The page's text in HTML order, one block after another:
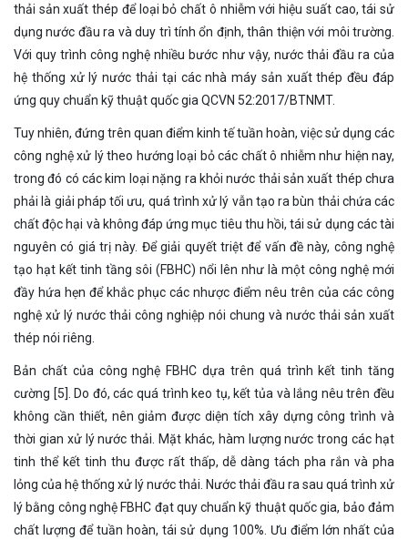
thải sản xuất thép để loại bỏ chất ô nhiễm với hiệu suất cao, tái sử
dụng nước đầu ra và duy trì tính ổn định, thân thiện với môi trường.
Với quy trình công nghệ nhiều bước như vậy, nước thải đầu ra của
hệ thống xử lý nước thải tại các nhà máy sản xuất thép đều đáp
ứng quy chuẩn kỹ thuật quốc gia QCVN 52:2017/BTNMT.
Tuy nhiên, đứng trên quan điểm kinh tế tuần hoàn, việc sử dụng các
công nghệ xử lý theo hướng loại bỏ các chất ô nhiễm như hiện nay,
trong đó có các kim loại nặng ra khỏi nước thải sản xuất thép chưa
phải là giải pháp tối ưu, quá trình xử lý vẫn tạo ra bùn thải chứa các
chất độc hại và không đáp ứng mục tiêu thu hồi, tái sử dụng các tài
nguyên có giá trị này. Để giải quyết triệt để vấn đề này, công nghệ
tạo hạt kết tinh tầng sôi (FBHC) nổi lên như là một công nghệ mới
đầy hứa hẹn để khắc phục các nhược điểm nêu trên của các công
nghệ xử lý nước thải công nghiệp nói chung và nước thải sản xuất
thép nói riêng.
Bản chất của công nghệ FBHC dựa trên quá trình kết tinh tăng
cường [5]. Do đó, các quá trình keo tụ, kết tủa và lắng nêu trên đều
không cần thiết, nên giảm được diện tích xây dựng công trình và
thời gian xử lý nước thải. Mặt khác, hàm lượng nước trong các hạt
tinh thể kết tinh thu được rất thấp, dễ dàng tách pha rắn và pha
lỏng của hệ thống xử lý nước thải. Nước thải đầu ra sau quá trình xử
lý bằng công nghệ FBHC đạt quy chuẩn kỹ thuật quốc gia, bảo đảm
chất lượng để tuần hoàn, tái sử dụng 100%. Ưu điểm lớn nhất của